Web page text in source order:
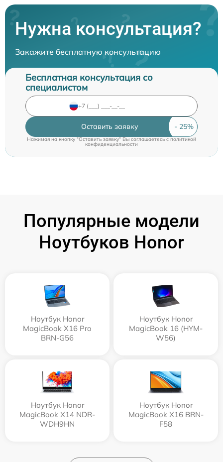
Нужна консультация?
Закажите бесплатную консультацию
Бесплатная консультация со
специалистом
Оставить заявку
Нажимая на кнопку "Оставить заявку" Вы соглашаетесь cполитикой
конфиденциальности
Популярные модели
Ноутбуков Honor
Ноутбук Honor
MagicBook X16 Pro
BRN-G56
Ноутбук Honor
MagicBook 16 (HYM-
W56)
Ноутбук Honor
MagicBook X14 NDR-
WDH9HN
Ноутбук Honor
MagicBook X16 BRN-
F58